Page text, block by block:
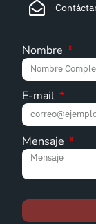
Nombre
E-mail
Mensaje